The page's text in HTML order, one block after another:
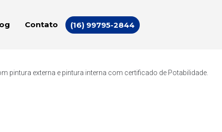
Contato (16) 99795-2844
externa e pintura interna com certificado de Potabilidade.